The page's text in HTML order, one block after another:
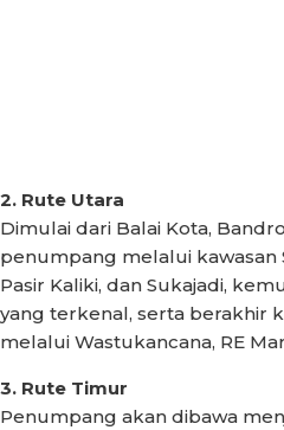
2. Rute Utara
Dimulai dari Balai Kota,
penumpang melalui kawasan
Pasir Kaliki, dan Sukajadi,
yang terkenal, serta berakhir
melalui Wastukancana, RE
3. Rute Timur
Penumpang akan dibawa